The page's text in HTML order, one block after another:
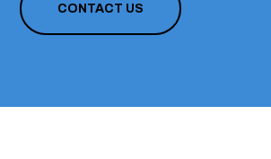
CONTACT US